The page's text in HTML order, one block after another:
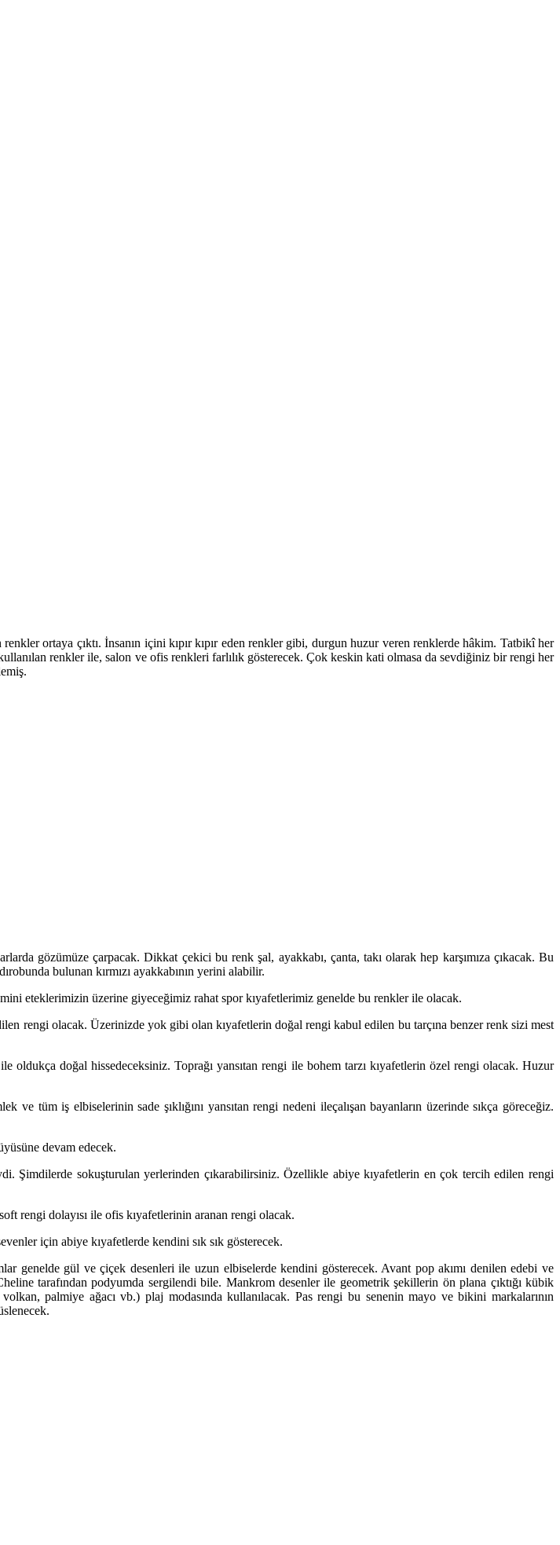
ortaya çıktı. İnsanın içini kıpır kıpır eden renkler gibi, durgun huzur veren renklerde hâkim. Tatbikî her
renkler ile, salon ve ofis renkleri farlılık gösterecek. Çok keskin kati olmasa da sevdiğiniz bir rengi her
gözümüze çarpacak. Dikkat çekici bu renk şal, ayakkabı, çanta, takı olarak hep karşımıza çıkacak. Bu
bulunan kırmızı ayakkabının yerini alabilir.
eteklerimizin üzerine giyeceğimiz rahat spor kıyafetlerimiz genelde bu renkler ile olacak.
rengi olacak. Üzerinizde yok gibi olan kıyafetlerin doğal rengi kabul edilen bu tarçına benzer renk sizi mest
doğal hissedeceksiniz. Toprağı yansıtan rengi ile bohem tarzı kıyafetlerin özel rengi olacak. Huzur
ve tüm iş elbiselerinin sade şıklığını yansıtan rengi nedeni ileçalışan bayanların üzerinde sıkça göreceğiz.
devam edecek.
Şimdilerde sokuşturulan yerlerinden çıkarabilirsiniz. Özellikle abiye kıyafetlerin en çok tercih edilen rengi
rengi dolayısı ile ofis kıyafetlerinin aranan rengi olacak.
için abiye kıyafetlerde kendini sık sık gösterecek.
genelde gül ve çiçek desenleri ile uzun elbiselerde kendini gösterecek. Avant pop akımı denilen edebi ve
tarafından podyumda sergilendi bile. Mankrom desenler ile geometrik şekillerin ön plana çıktığı kübik
palmiye ağacı vb.) plaj modasında kullanılacak. Pas rengi bu senenin mayo ve bikini markalarının